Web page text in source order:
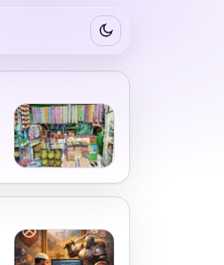
Switch to dark mode